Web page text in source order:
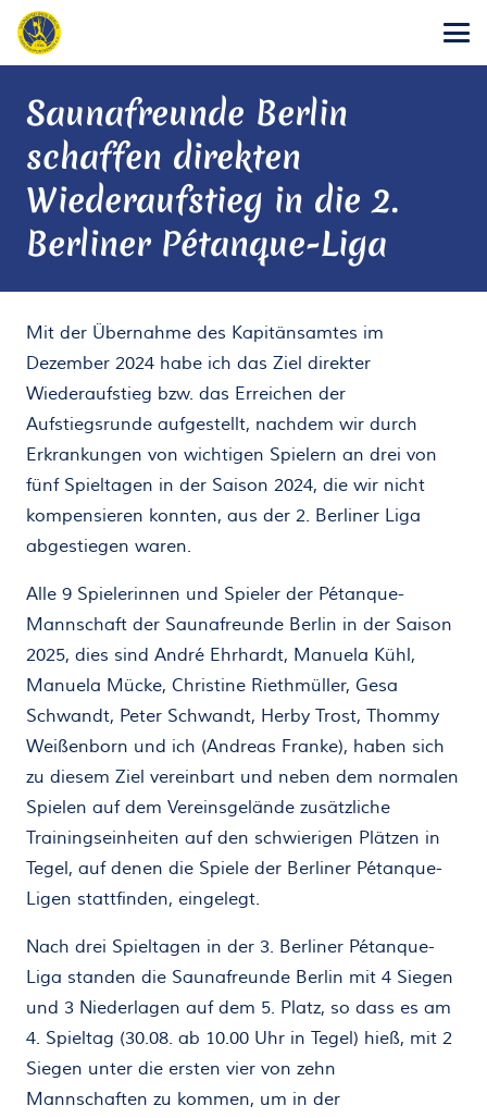
Saunafreunde Berlin
schaffen direkten
Wiederaufstieg in die 2.
Berliner Pétanque-Liga
Mit der Übernahme des Kapitänsamtes im
Dezember 2024 habe ich das Ziel direkter
Wiederaufstieg bzw. das Erreichen der
Aufstiegsrunde aufgestellt, nachdem wir durch
Erkrankungen von wichtigen Spielern an drei von
fünf Spieltagen in der Saison 2024, die wir nicht
kompensieren konnten, aus der 2. Berliner Liga
abgestiegen waren.
Alle 9 Spielerinnen und Spieler der Pétanque-
Mannschaft der Saunafreunde Berlin in der Saison
2025, dies sind André Ehrhardt, Manuela Kühl,
Manuela Mücke, Christine Riethmüller, Gesa
Schwandt, Peter Schwandt, Herby Trost, Thommy
Weißenborn und ich (Andreas Franke), haben sich
zu diesem Ziel vereinbart und neben dem normalen
Spielen auf dem Vereinsgelände zusätzliche
Trainingseinheiten auf den schwierigen Plätzen in
Tegel, auf denen die Spiele der Berliner Pétanque-
Ligen stattfinden, eingelegt.
Nach drei Spieltagen in der 3. Berliner Pétanque-
Liga standen die Saunafreunde Berlin mit 4 Siegen
und 3 Niederlagen auf dem 5. Platz, so dass es am
4. Spieltag (30.08. ab 10.00 Uhr in Tegel) hieß, mit 2
Siegen unter die ersten vier von zehn
Mannschaften zu kommen, um in der